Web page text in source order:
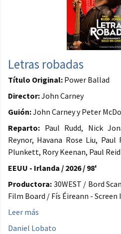
Letras robadas
Título Original: Power Ballad
Director:John Carney
Guión:John Carney y Peter
Reparto: Paul Rudd, Nick
Reynor, Havana Rose Liu,
Plunkett, Rory Keenan, Paul Reid
EEUU - Irlanda / 2026 / 98'
Productora: 30WEST / Bord
Film Board / Fís Éireann - Screen
Leer más
Daniel Lobato